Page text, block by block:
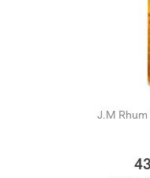
J.M Rhum